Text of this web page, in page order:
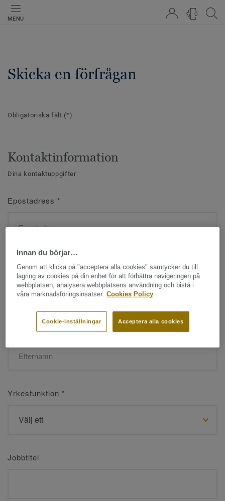
MENU
0
Skicka en förfrågan
Obligatoriska fält (*)
Kontaktinformation
Dina kontaktuppgifter
Epostadress *
Namn*
Efternamn*
Yrkesfunktion *
Jobbtitel
Innan du börjar…
Genom att klicka på "acceptera alla cookies" samtycker du till
lagring av cookies på din enhet för att förbättra navigeringen på
webbplatsen, analysera webbplatsens användning och bistå i
våra marknadsföringsinsatser. Cookies Policy
Acceptera alla cookies
Cookie-inställningar